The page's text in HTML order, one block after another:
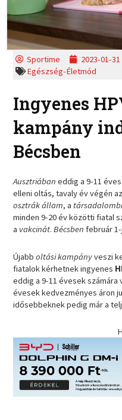
Sportime 2023-01-31
Egészség-Életmód
Ingyenes
kampány
Bécsben
Ausztriábaneddig a 9-11
elleni oltás, tavaly év végén
osztrák állam, a
minden 9-20 év közötti fiatal
a vakcinát.Bécsbenfebruár
Újabboltási kampányveszi
fiatalok kérhetnek ingyenes
eddig a 9-11 évesek számára
évesek kedvezményes áron
idősebbeknek pedig már a